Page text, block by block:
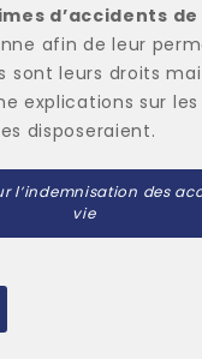
d’accidents de
afin de leur
sont leurs droits
explications sur
disposeraient.
l’indemnisation des
vie